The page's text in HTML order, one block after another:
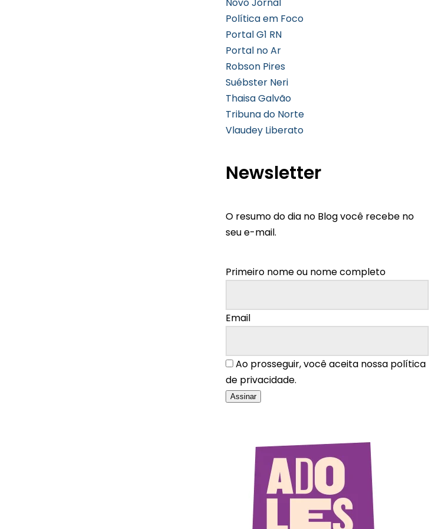
Política em Foco
Portal G1 RN
Portal no Ar
Robson Pires
Suébster Neri
Thaisa Galvão
Tribuna do Norte
Vlaudey Liberato
Newsletter
O resumo do dia no Blog você recebe no
seu e-mail.
Primeiro nome ou nome completo
Email
Ao prosseguir, você aceita nossa política
de privacidade.